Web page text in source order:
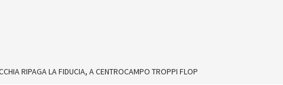
RIPAGA LA FIDUCIA, A CENTROCAMPO TROPPI FLOP